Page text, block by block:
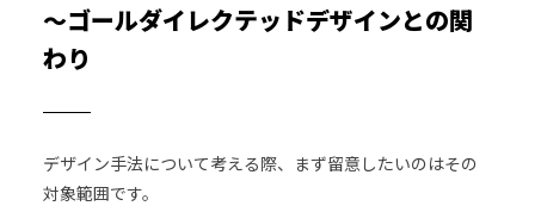
～ゴールダイレクテッドデザインとの関
わり
デザイン手法について考える際、まず留意したいのはその
対象範囲です。